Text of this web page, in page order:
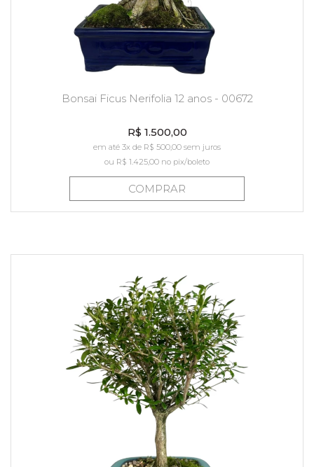
Bonsai Ficus Nerifolia 12 anos - 00672
R$ 1.500,00
em até 3x de R$ 500,00 sem juros
ou R$ 1.425,00 no pix/boleto
COMPRAR